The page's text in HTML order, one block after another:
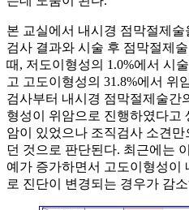
본 교실에서 내시경 점막절제
검사 결과와 시술 후 점막절제
때, 저도이형성의 1.0%에서 시
고 고도이형성의 31.8%에서 위
검사부터 내시경 점막절제술간
형성이 위암으로 진행하였다고
암이 있었으나 조직검사 소견
던 것으로 판단된다. 최근에는
예가 증가하면서 고도이형성이
로 진단이 변경되는 경우가 감